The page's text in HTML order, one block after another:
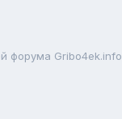
форума Gribo4ek.info